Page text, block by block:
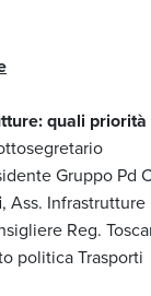
quali
Gruppo Pd
, Ass. Infrastrutture
Reg.
politica Trasporti